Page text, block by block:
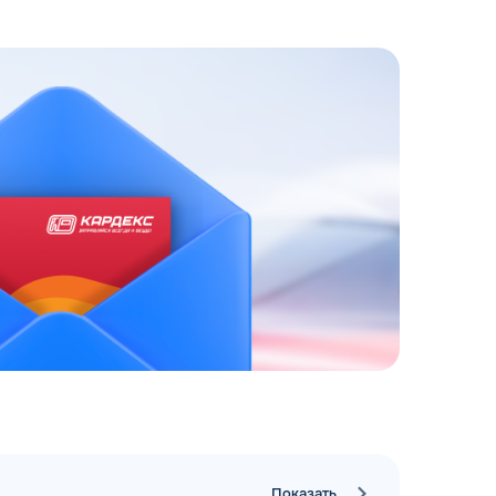
ЗАКАЗАТЬ
ЗВОНОК
до 18:00 по МСК